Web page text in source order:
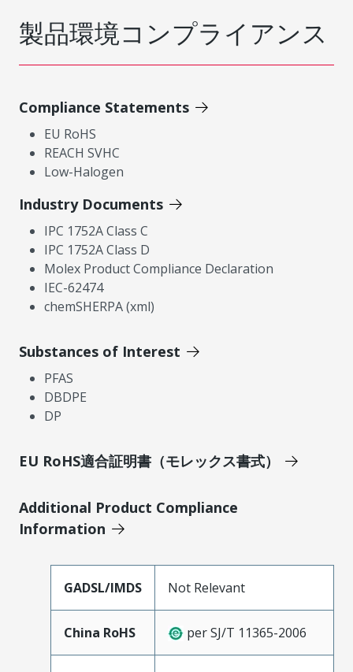
製品環境コンプライアンス
Compliance Statements
EU RoHS
REACH SVHC
Low-Halogen
Industry Documents
IPC 1752A Class C
IPC 1752A Class D
Molex Product Compliance Declaration
IEC-62474
chemSHERPA (xml)
Substances of Interest
PFAS
DBDPE
DP
EU RoHS適合証明書（モレックス書式）
Additional Product Compliance
Information
GADSL/IMDS Not Relevant
China RoHS per SJ/T 11365-2006